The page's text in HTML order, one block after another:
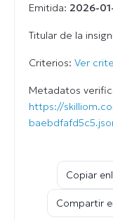
Emitida: 2026-
Titular de la
Criterios: Ver
Metadatos
https://
Copiar
Compartir